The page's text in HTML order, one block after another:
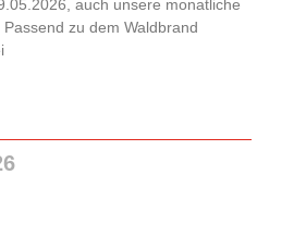
auch unsere monatliche
zu dem Waldbrand